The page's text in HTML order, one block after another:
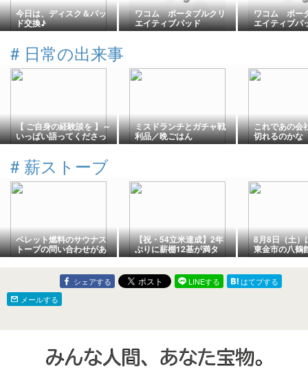
今日は、ディスク＆パッ
ド交換♪
ワコム ポータブルクリ
エイティブパッド
「Wacom MovinkPad
ワコム ポー
エイティブパ
「Wacom
# 日常の出来事
【 ご自身の経験談を 】～
いっぱい語ってくださっ
た皆様😃ありがとう
ミスドランチとガチャ戦
利品／晩ごはん
これであの会
切れるのかな
# 薪ストーブ
ペレット燃料のサウナス
トーブの問い合わせがあ
った
【祝・54立米達成】2年
ぶりに薪棚12基が満タ
ン！ケヤキ薪割りと家族
の連携プレイ
8月8日（土）
東金市の八鶴
有形文化財）
般公開日
シェアする LINEする
はてブする
メールする